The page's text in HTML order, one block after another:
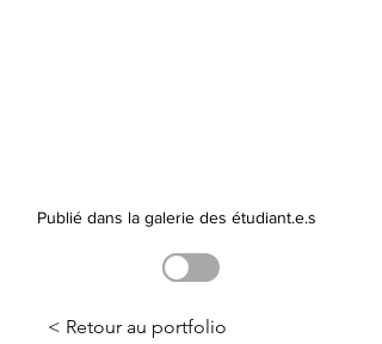
Publié dans la galerie des étudiant.e.s
< Retour au portfolio